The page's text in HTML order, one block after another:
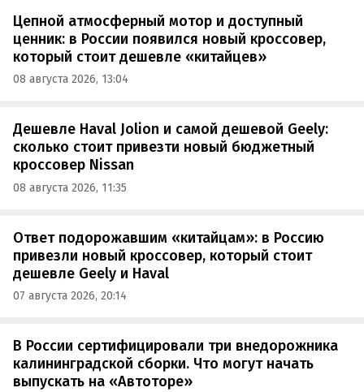
Цепной атмосферный мотор и доступный
ценник: в России появился новый кроссовер,
который стоит дешевле «китайцев»
08 августа 2026, 13:04
Дешевле Haval Jolion и самой дешевой Geely:
сколько стоит привезти новый бюджетный
кроссовер Nissan
08 августа 2026, 11:35
Ответ подорожавшим «китайцам»: в Россию
привезли новый кроссовер, который стоит
дешевле Geely и Haval
07 августа 2026, 20:14
В России сертифицировали три внедорожника
калининградской сборки. Что могут начать
выпускать на «Автоторе»